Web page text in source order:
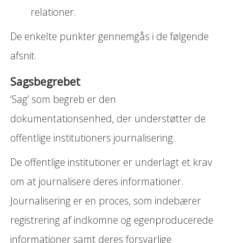
relationer.
De enkelte punkter gennemgås i de følgende
afsnit.
Sagsbegrebet
‘Sag’ som begreb er den
dokumentationsenhed, der understøtter de
offentlige institutioners journalisering.
De offentlige institutioner er underlagt et krav
om at journalisere deres informationer.
Journalisering er en proces, som indebærer
registrering af indkomne og egenproducerede
informationer samt deres forsvarlige